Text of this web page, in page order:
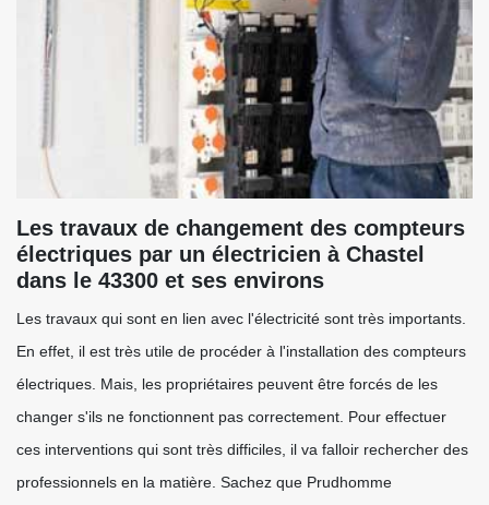
Les travaux de changement des compteurs
électriques par un électricien à Chastel
dans le 43300 et ses environs
Les travaux qui sont en lien avec l'électricité sont très importants.
En effet, il est très utile de procéder à l'installation des compteurs
électriques. Mais, les propriétaires peuvent être forcés de les
changer s'ils ne fonctionnent pas correctement. Pour effectuer
ces interventions qui sont très difficiles, il va falloir rechercher des
professionnels en la matière. Sachez que Prudhomme